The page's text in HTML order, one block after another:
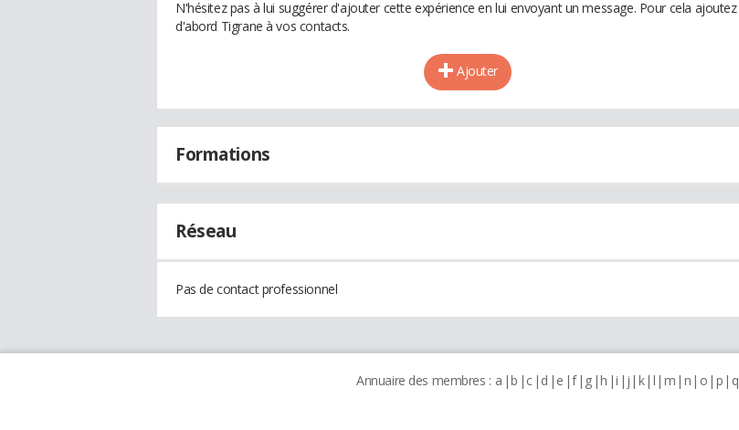
N'hésitez pas à lui suggérer d'ajouter cette expérience en lui envoyant un message. Pour cela ajoutez
d'abord Tigrane à vos contacts.
Ajouter
Formations
Réseau
Pas de contact professionnel
Annuaire des membres : a b c d e f g h i j k l m n o p q